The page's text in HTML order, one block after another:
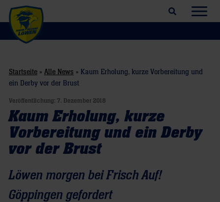
Suchfeld öffnen
Startseite » Alle News » Kaum Erholung, kurze Vorbereitung und
ein Derby vor der Brust
Veröffentlichung: 7. Dezember 2018
Kaum Erholung, kurze
Vorbereitung und ein Derby
vor der Brust
Löwen morgen bei Frisch Auf!
Göppingen gefordert